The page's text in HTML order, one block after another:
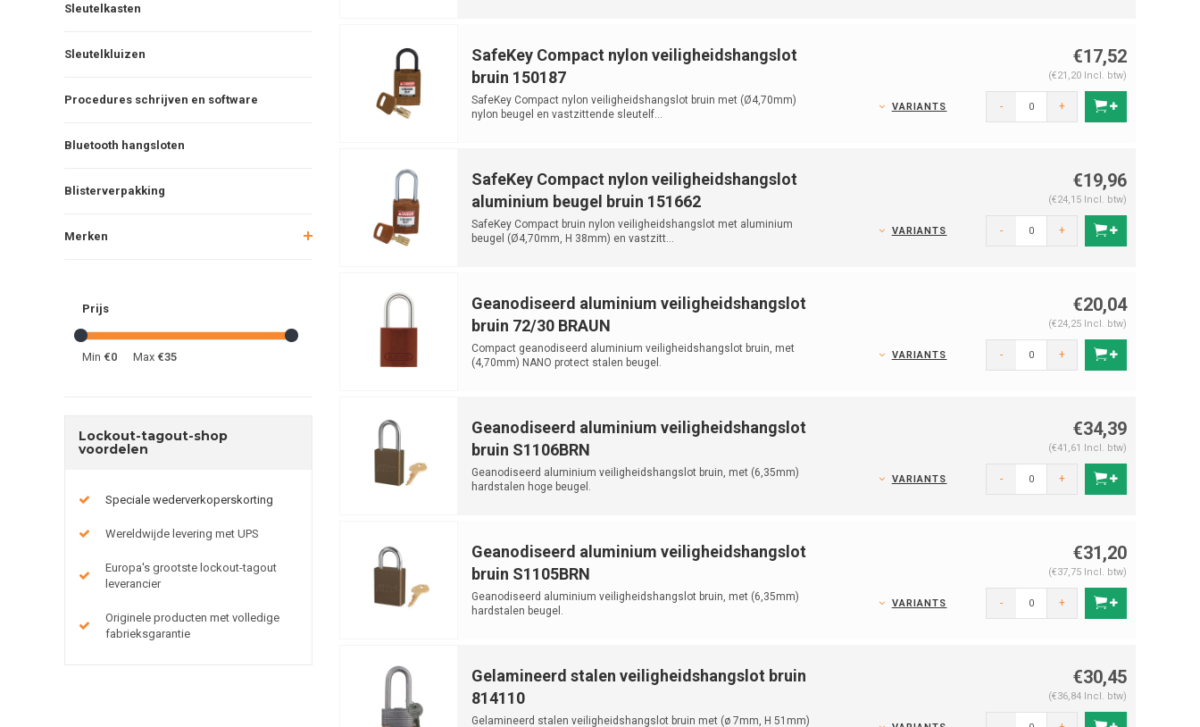
Sleutelkasten
Sleutelkluizen
Procedures schrijven en software
Bluetooth hangsloten
Blisterverpakking
Merken
Prijs
Min €0 Max €35
Lockout-tagout-shop
voordelen
Speciale wederverkoperskorting
Wereldwijde levering met UPS
Europa's grootste lockout-tagout
leverancier
Originele producten met volledige
fabrieksgarantie
SafeKey Compact nylon veiligheidshangslot
bruin 150187
SafeKey Compact nylon veiligheidshangslot bruin met (Ø4,70mm)
nylon beugel en vastzittende sleutelf...
€17,52
(€21,20 Incl. btw)
VARIANTS - +
SafeKey Compact nylon veiligheidshangslot
aluminium beugel bruin 151662
SafeKey Compact bruin nylon veiligheidshangslot met aluminium
beugel (Ø4,70mm, H 38mm) en vastzitt...
€19,96
(€24,15 Incl. btw)
VARIANTS - +
Geanodiseerd aluminium veiligheidshangslot
bruin 72/30 BRAUN
Compact geanodiseerd aluminium veiligheidshangslot bruin, met
(4,70mm) NANO protect stalen beugel.
€20,04
(€24,25 Incl. btw)
VARIANTS - +
Geanodiseerd aluminium veiligheidshangslot
bruin S1106BRN
Geanodiseerd aluminium veiligheidshangslot bruin, met (6,35mm)
hardstalen hoge beugel.
€34,39
(€41,61 Incl. btw)
VARIANTS - +
Geanodiseerd aluminium veiligheidshangslot
bruin S1105BRN
Geanodiseerd aluminium veiligheidshangslot bruin, met (6,35mm)
hardstalen beugel.
€31,20
(€37,75 Incl. btw)
VARIANTS - +
Gelamineerd stalen veiligheidshangslot bruin
814110
Gelamineerd stalen veiligheidshangslot bruin met (ø 7mm, H 51mm)
€30,45
(€36,84 Incl. btw)